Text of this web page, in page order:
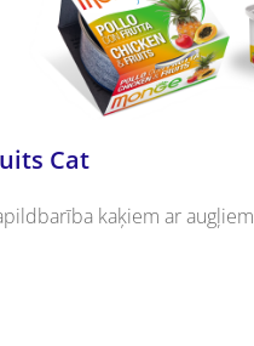
Cat
kaķiem ar augļiem